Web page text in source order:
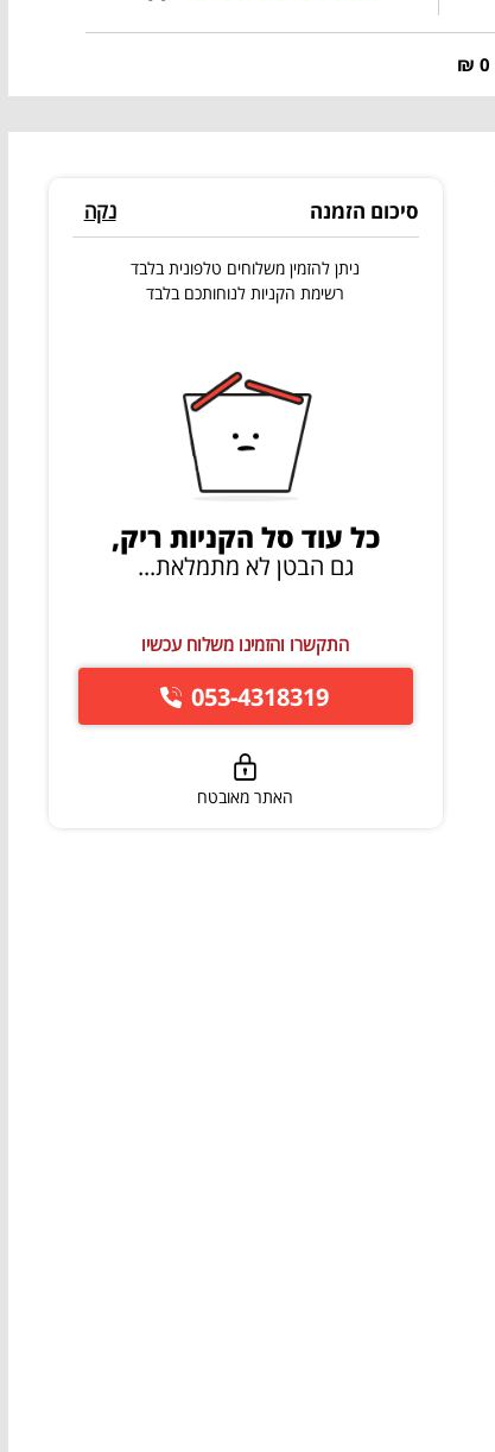
0 ₪
סיכום הזמנה נקה
ניתן להזמין משלוחים טלפונית בלבד
רשימת הקניות לנוחותכם בלבד
כל עוד סל הקניות ריק,
גם הבטן לא מתמלאת...
התקשרו והזמינו משלוח עכשיו
053-4318319
האתר מאובטח